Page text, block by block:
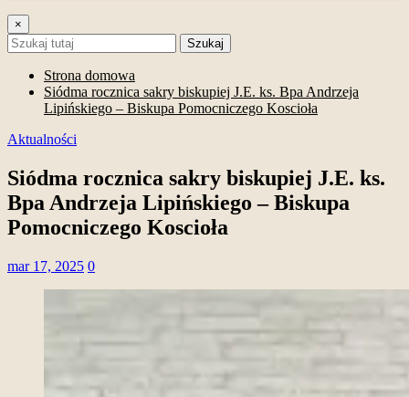
×
Szukaj
Strona domowa
Siódma rocznica sakry biskupiej J.E. ks. Bpa Andrzeja
Lipińskiego – Biskupa Pomocniczego Koscioła
Aktualności
Siódma rocznica sakry biskupiej J.E. ks.
Bpa Andrzeja Lipińskiego – Biskupa
Pomocniczego Koscioła
mar 17, 2025 0